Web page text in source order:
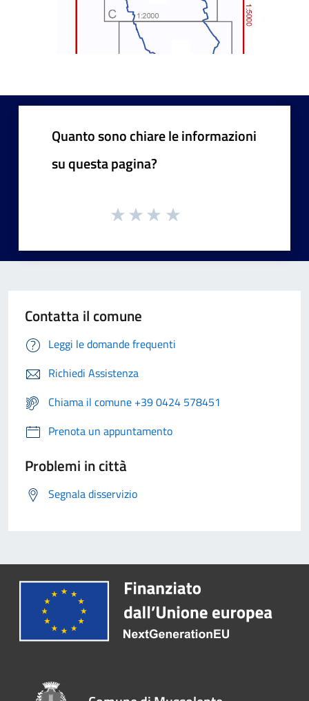
Quanto sono chiare le informazioni
su questa pagina?
Contatta il comune
Leggi le domande frequenti
Richiedi Assistenza
Chiama il comune +39 0424 578451
Prenota un appuntamento
Problemi in città
Segnala disservizio